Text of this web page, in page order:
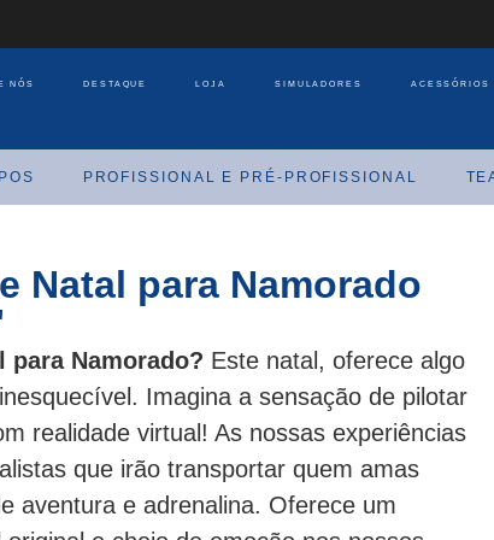
NÓS DESTAQUE LOJA SIMULADORES ACESSÓRIOS
PROFISSIONAL E PRÉ-PROFISSIONAL
Natal para Namorado
para Namorado? Este natal, oferece algo
Imagina a sensação de pilotar
realidade virtual! As nossas experiências
que irão transportar quem amas
aventura e adrenalina. Oferece um